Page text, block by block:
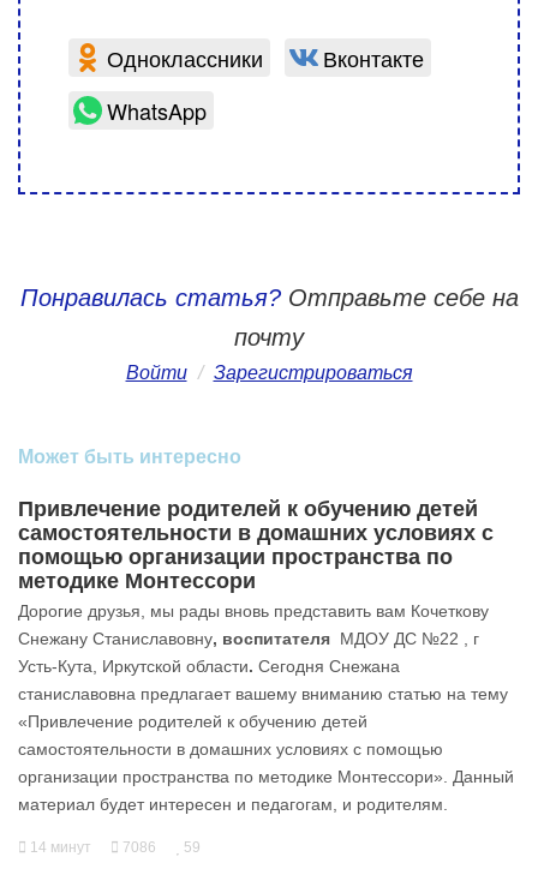
Одноклассники
Вконтакте
WhatsApp
Понравилась статья?Отправьте себе на
почту
Войти / Зарегистрироваться
Может быть интересно
Привлечение родителей к обучению детей
самостоятельности в домашних условиях с
помощью организации пространства по
методике Монтессори
Дорогие друзья, мы рады вновь представить вам Кочеткову
Снежану Станиславовну, воспитателя МДОУ ДС №22 , г
Усть-Кута, Иркутской области. Сегодня Снежана
станиславовна предлагает вашему вниманию статью на тему
«Привлечение родителей к обучению детей
самостоятельности в домашних условиях с помощью
организации пространства по методике Монтессори». Данный
материал будет интересен и педагогам, и родителям.
14 минут 7086 59